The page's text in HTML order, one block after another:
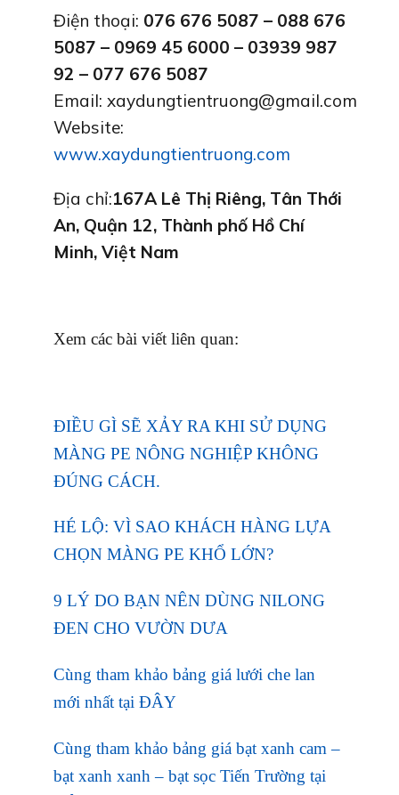
Điện thoại: 076 676 5087 – 088 676
5087 – 0969 45 6000 – 03939 987
92 – 077 676 5087
Email: xaydungtientruong@gmail.com
Website:
www.xaydungtientruong.com
Địa chỉ:167A Lê Thị Riêng, Tân Thới
An, Quận 12, Thành phố Hồ Chí
Minh, Việt Nam
Xem các bài viết liên quan:
ĐIỀU GÌ SẼ XẢY RA KHI SỬ DỤNG
MÀNG PE NÔNG NGHIỆP KHÔNG
ĐÚNG CÁCH.
HÉ LỘ: VÌ SAO KHÁCH HÀNG LỰA
CHỌN MÀNG PE KHỔ LỚN?
9 LÝ DO BẠN NÊN DÙNG NILONG
ĐEN CHO VƯỜN DƯA
Cùng tham khảo bảng giá lưới che lan
mới nhất tại ĐÂY
Cùng tham khảo bảng giá bạt xanh cam –
bạt xanh xanh – bạt sọc Tiến Trường tại